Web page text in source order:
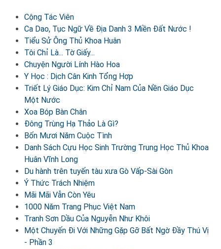
Cộng Tác Viên
Ca Dao, Tục Ngữ Về Địa Danh 3 Miền Đất Nước !
Tiểu Sử Ông Thủ Khoa Huân
Tôi Chỉ Là... Tờ Giấy...
Chuyện Người Lính Hào Hoa
Y Học : Dịch Cân Kinh Tổng Hợp
Triết Lý Giáo Dục: Kim Chỉ Nam Của Nền Giáo Dục
Một Nước
Xoa Bóp Bàn Chân
Đông Trùng Hạ Thảo Là Gì?
Bốn Mươi Năm Cuộc Tình
Danh Sách Cựu Học Sinh Trường Trung Học Thủ Khoa
Huân Vĩnh Long
Du hành trên tuyến tàu xưa Gò Vấp-Sài Gòn
Ý Thức Trách Nhiệm
Mãi Mãi Vẫn Còn Yêu
1000 Năm Trang Phục Việt Nam
Tranh Sơn Dầu Của Nguyễn Như Khôi
Một Chuyến Đi Với Những Gặp Gỡ Bất Ngờ Đầy Thú Vị
- Phần 3